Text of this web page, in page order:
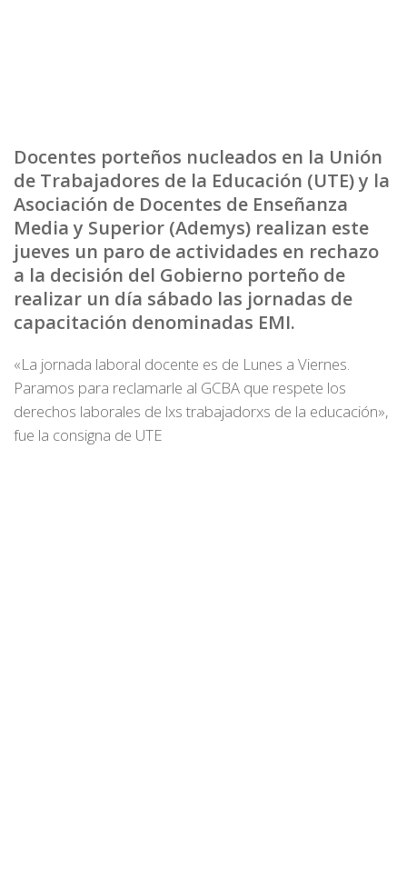
Docentes porteños nucleados en la Unión
de Trabajadores de la Educación (UTE) y la
Asociación de Docentes de Enseñanza
Media y Superior (Ademys) realizan este
jueves un paro de actividades en rechazo
a la decisión del Gobierno porteño de
realizar un día sábado las jornadas de
capacitación denominadas EMI.
«La jornada laboral docente es de Lunes a Viernes.
Paramos para reclamarle al GCBA que respete los
derechos laborales de lxs trabajadorxs de la educación»,
fue la consigna de UTE